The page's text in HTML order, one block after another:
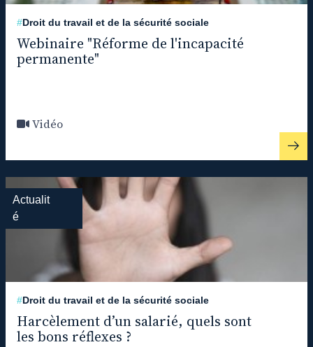
#Droit du travail et de la sécurité sociale
Webinaire "Réforme de l'incapacité
permanente"
Vidéo
Actualit
é
#Droit du travail et de la sécurité sociale
Harcèlement d’un salarié, quels sont
les bons réflexes ?